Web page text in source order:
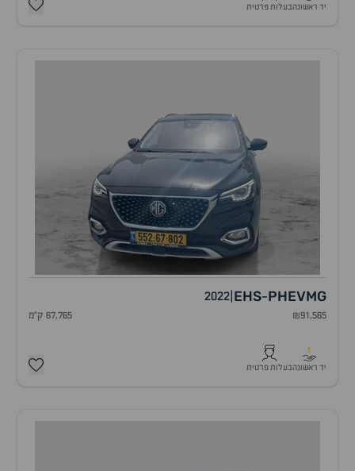
יד ראשונהבעלות פרטית
MG
EHS-PHEV
2022
₪91,565 67,765 ק"מ
1
יד ראשונהבעלות פרטית